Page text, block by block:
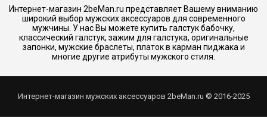
Интернет-магазин 2beMan.ru представляет Вашему вниманию
широкий выбор мужских аксессуаров для современного
мужчины. У нас Вы можете купить галстук бабочку,
классический галстук, зажим для галстука, оригинальные
запонки, мужские браслеты, платок в карман пиджака и
многие другие атрибуты мужского стиля.
Интернет-магазин мужских аксессуаров 2beMan.ru © 2016-2025